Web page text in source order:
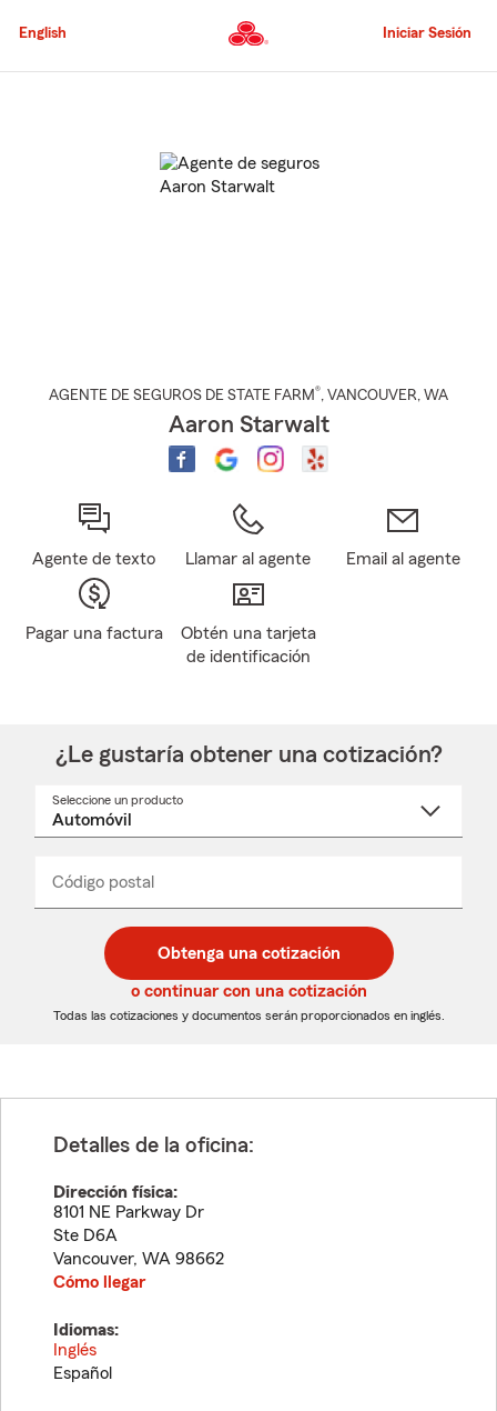
al
principal
English Iniciar Sesión
AGENTE DE SEGUROS DE STATE FARM®, VANCOUVER, WA
Aaron Starwalt
Agente de texto Llamar al agente Email al agente
Pagar una factura
Obtén una tarjeta
de identificación
¿Le gustaría obtener una cotización?
Seleccione un producto
desplegable
Código postal
de
5
dígitos
de
5
dígitos
_____
Obtenga una cotización
o continuar con una cotización
Todas las cotizaciones y documentos serán proporcionados en inglés.
Detalles de la oficina:
Dirección física:
8101 NE Parkway Dr
Ste D6A
Vancouver, WA 98662
Cómo llegar
Idiomas:
Inglés
Español